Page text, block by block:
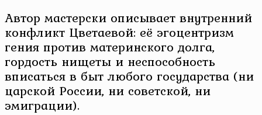
Автор мастерски описывает внутренний
конфликт Цветаевой: её эгоцентризм
гения против материнского долга,
гордость нищеты и неспособность
вписаться в быт любого государства (ни
царской России, ни советской, ни
эмиграции).